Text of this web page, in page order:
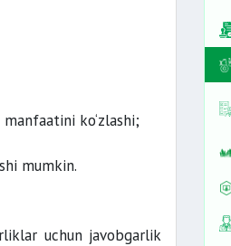
ko‘zlashi;
mumkin.
uchun javobgarlik